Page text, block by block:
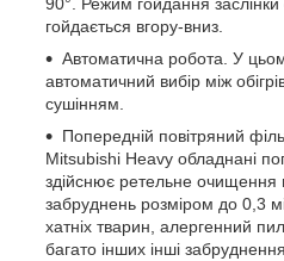
90°. Режим гойдання
гойдається вгору-вниз.
Автоматична робота. У
автоматичний вибір між
сушінням.
Попередній повітряний
Mitsubishi Heavy обладнані
здійснює ретельне очищення
забруднень розміром до 0,3
хатніх тварин, алергенний
багато інших інші